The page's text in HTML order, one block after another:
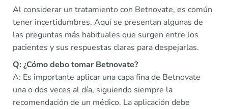
Al considerar un tratamiento con Betnovate, es común
tener incertidumbres. Aquí se presentan algunas de
las preguntas más habituales que surgen entre los
pacientes y sus respuestas claras para despejarlas.
Q: ¿Cómo debo tomar Betnovate?
A: Es importante aplicar una capa fina de Betnovate
una o dos veces al día, siguiendo siempre la
recomendación de un médico. La aplicación debe